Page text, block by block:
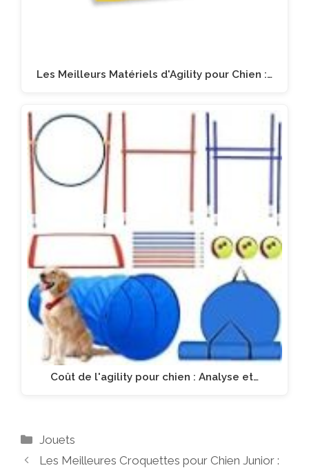
Les Meilleurs Matériels d'Agility pour Chien :…
Coût de l'agility pour chien : Analyse et…
Catégories
Jouets
Les Meilleures Croquettes pour Chien Junior :